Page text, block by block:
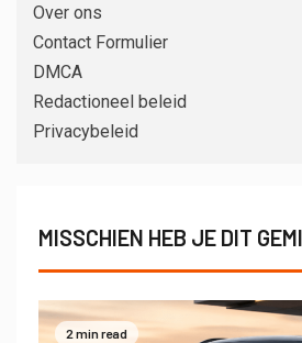
Over ons
Contact Formulier
DMCA
Redactioneel beleid
Privacybeleid
MISSCHIEN HEB JE DIT
2 min read